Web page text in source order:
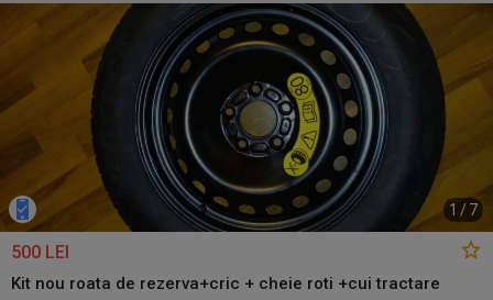
1 / 7
500 LEI
Kit nou roata de rezerva+cric + cheie roti +cui tractare